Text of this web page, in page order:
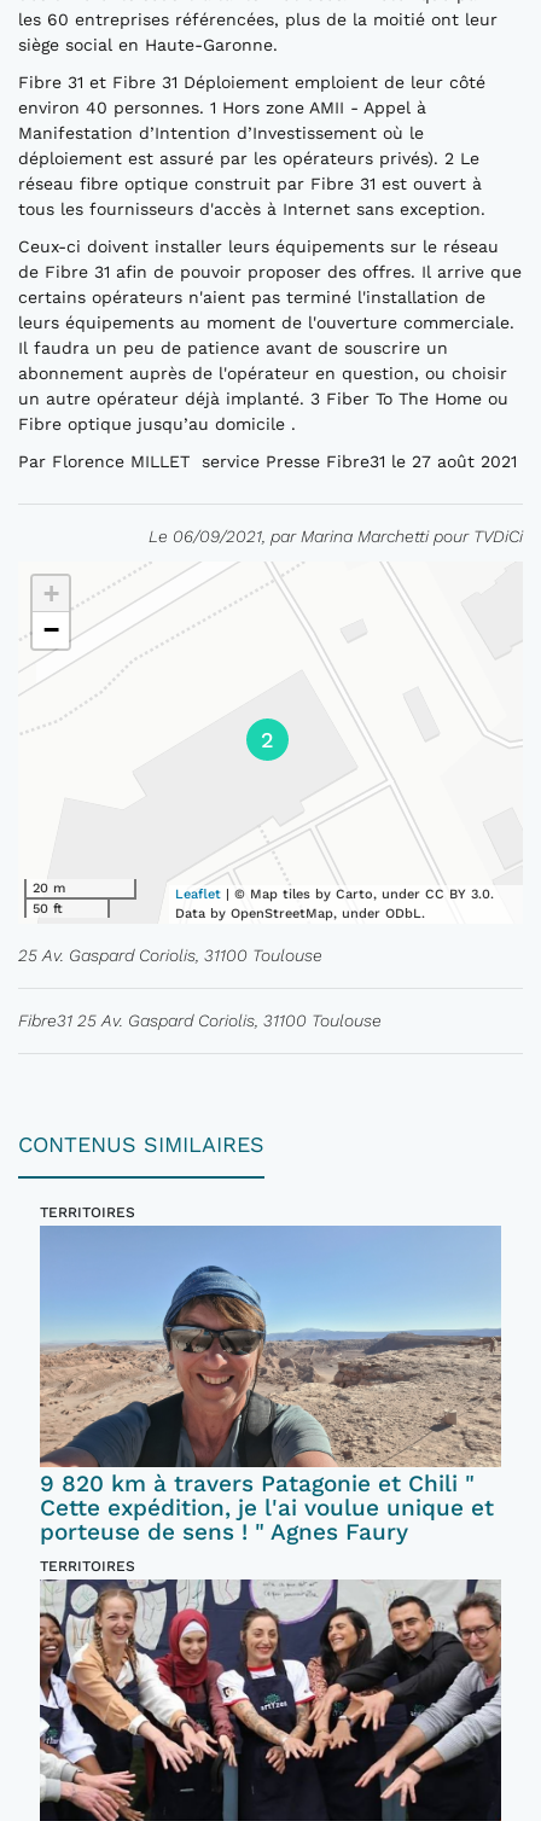
les 60 entreprises référencées, plus de la moitié ont leur
siège social en Haute-Garonne.
Fibre 31 et Fibre 31 Déploiement emploient de leur côté
environ 40 personnes. 1 Hors zone AMII - Appel à
Manifestation d’Intention d’Investissement où le
déploiement est assuré par les opérateurs privés). 2 Le
réseau fibre optique construit par Fibre 31 est ouvert à
tous les fournisseurs d'accès à Internet sans exception.
Ceux-ci doivent installer leurs équipements sur le réseau
de Fibre 31 afin de pouvoir proposer des offres. Il arrive que
certains opérateurs n'aient pas terminé l'installation de
leurs équipements au moment de l'ouverture commerciale.
Il faudra un peu de patience avant de souscrire un
abonnement auprès de l'opérateur en question, ou choisir
un autre opérateur déjà implanté. 3 Fiber To The Home ou
Fibre optique jusqu’au domicile .
Par Florence MILLET service Presse Fibre31 le 27 août 2021
Le 06/09/2021, par Marina Marchetti pour TVDiCi
2
+
−
20 m
50 ft
Leaflet | © Map tiles by Carto, under CC BY 3.0.
Data by OpenStreetMap, under ODbL.
25 Av. Gaspard Coriolis, 31100 Toulouse
Fibre31 25 Av. Gaspard Coriolis, 31100 Toulouse
CONTENUS SIMILAIRES
TERRITOIRES
9 820 km à travers Patagonie et Chili "
Cette expédition, je l'ai voulue unique et
porteuse de sens ! " Agnes Faury
TERRITOIRES